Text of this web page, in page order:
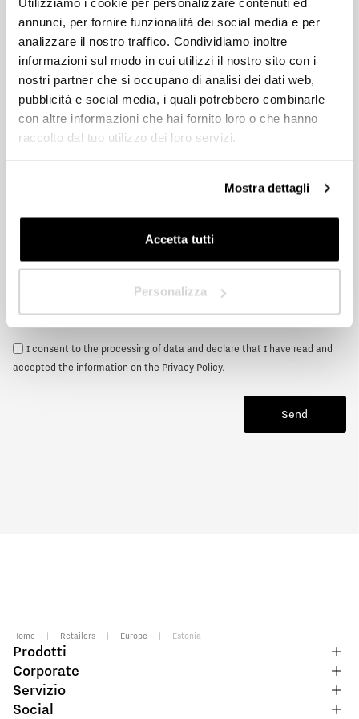
annunci, per fornire funzionalità dei social media e per
analizzare il nostro traffico. Condividiamo inoltre
informazioni sul modo in cui utilizzi il nostro sito con i
nostri partner che si occupano di analisi dei dati web,
pubblicità e social media, i quali potrebbero combinarle
con altre informazioni che hai fornito loro o che hanno
raccolto dal tuo utilizzo dei loro servizi.
Mostra dettagli
Accetta tutti
Personalizza
disposal to guide you in designing the ideal screening and
devising customised and functional solutions. Fill out the form
today to receive more information or to be contacted by a Pratic
HoReCa
Designer/Planner
I consent to the processing of data and declare that I have read and
accepted the information on the Privacy Policy.
Send
Next
Home | Retailers | Europe | Estonia
Prodotti
Corporate
Servizio
Social